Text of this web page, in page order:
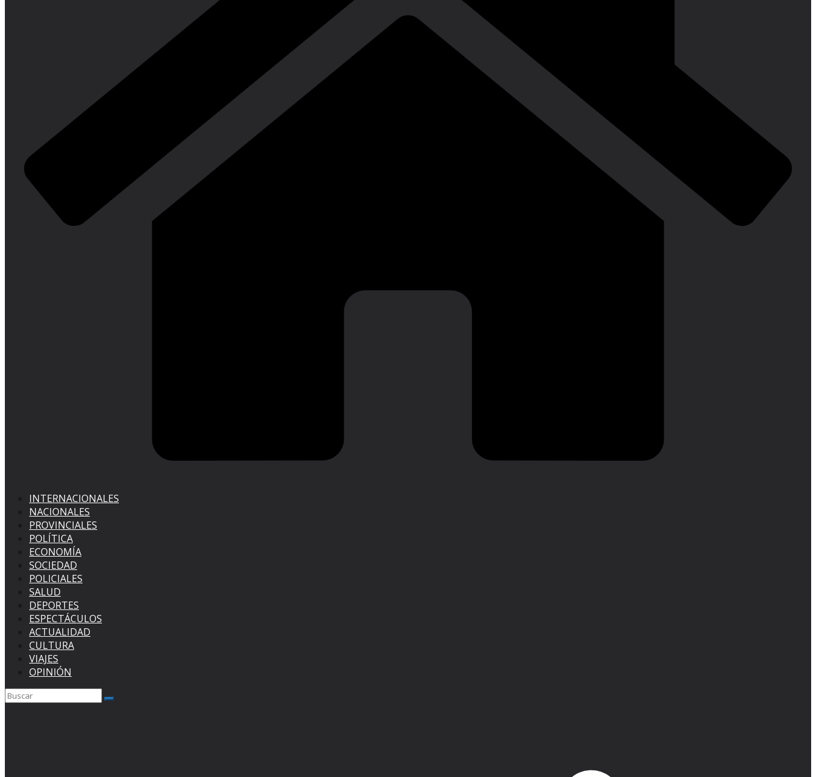
INTERNACIONALES
NACIONALES
PROVINCIALES
POLÍTICA
ECONOMÍA
SOCIEDAD
POLICIALES
SALUD
DEPORTES
ESPECTÁCULOS
ACTUALIDAD
CULTURA
VIAJES
OPINIÓN